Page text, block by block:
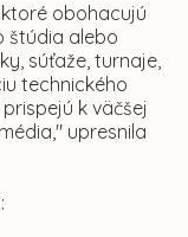
obohacujú
štúdia alebo
súťaže, turnaje,
technického
k väčšej
upresnila
: